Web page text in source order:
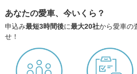
あなたの愛車、今いくら？
申込み最短3時間後に最大20社から愛車の
せ！